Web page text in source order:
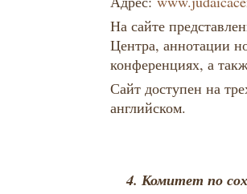
На сайте
Центра, аннотации
конференциях, а
Сайт доступен на
английском.
4. Комитет по